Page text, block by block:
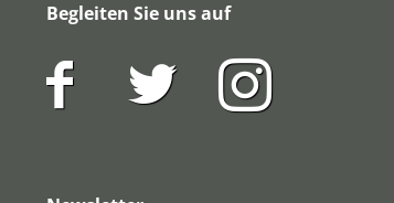
Begleiten Sie uns auf